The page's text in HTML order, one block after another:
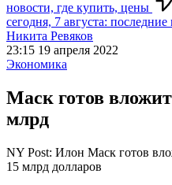
новости, где купить, цены
сегодня, 7 августа:
Никита Ревяков
23:15 19 апреля 2022
Экономика
Маск готов
млрд
NY Post: Илон Маск готов
15 млрд долларов